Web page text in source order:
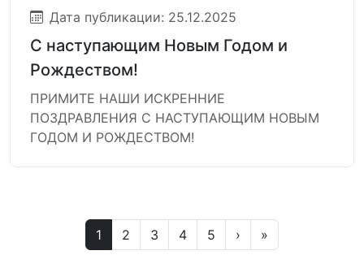
Дата публикации: 25.12.2025
С наступающим Новым Годом и
Рождеством!
ПРИМИТЕ НАШИ ИСКРЕННИЕ
ПОЗДРАВЛЕНИЯ С НАСТУПАЮЩИМ НОВЫМ
ГОДОМ И РОЖДЕСТВОМ!
1 2 3 4 5 › »